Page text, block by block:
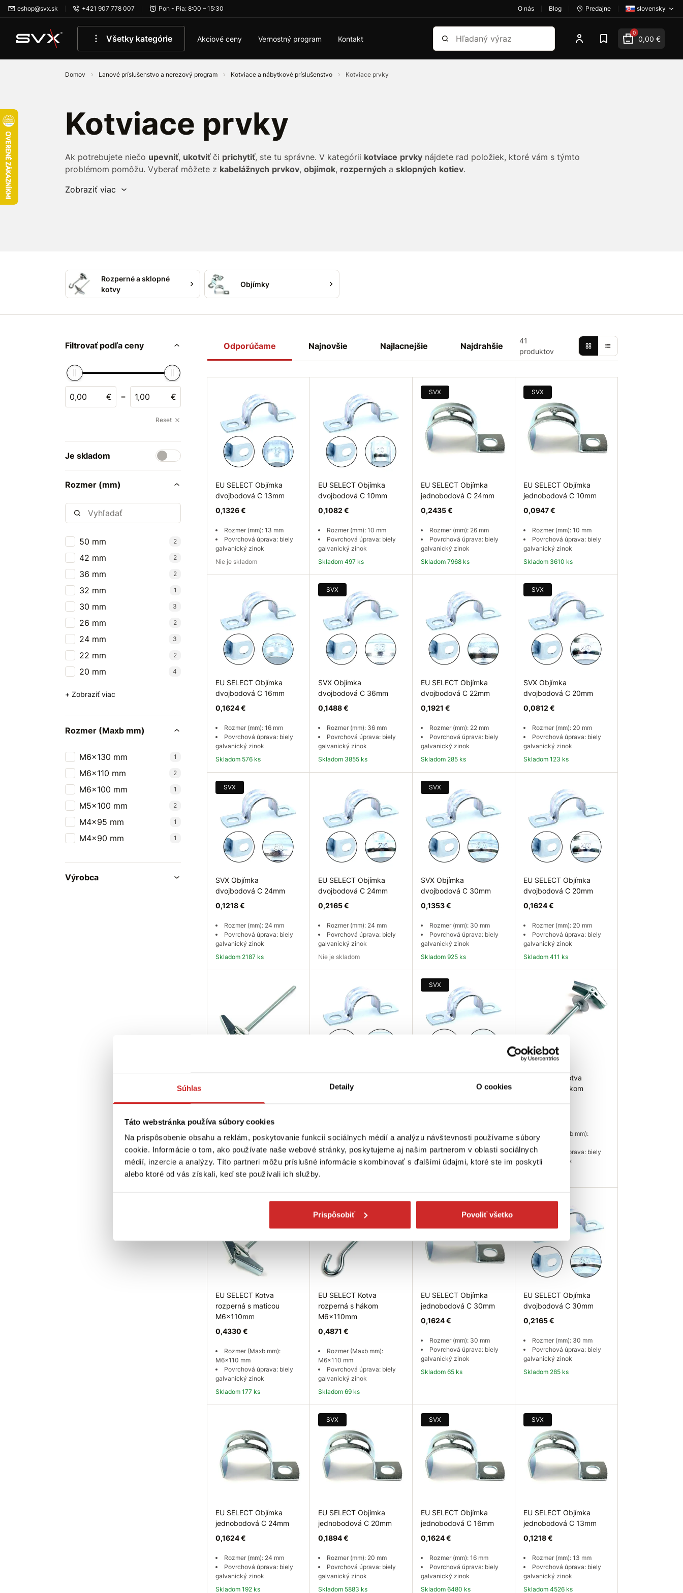
Súhlas Detaily O cookies
Táto webstránka používa súbory cookies
Na prispôsobenie obsahu a reklám, poskytovanie funkcií sociálnych médií a analýzu návštevnosti používame súbory
cookie. Informácie o tom, ako používate naše webové stránky, poskytujeme aj našim partnerom v oblasti sociálnych
médií, inzercie a analýzy. Títo partneri môžu príslušné informácie skombinovať s ďalšími údajmi, ktoré ste im poskytli
alebo ktoré od vás získali, keď ste používali ich služby.
Prispôsobiť Povoliť všetko
Preskočiť na hlavný obsah
eshop@svx.sk +421 907 778 007 Pon - Pia: 8:00 – 15:30 O nás Blog Predajne slovensky
Všetky kategórie Akciové ceny Vernostný program Kontakt
Vyhľadať 0
0,00 €
Domov Lanové príslušenstvo a nerezový program Kotviace a nábytkové príslušenstvo Kotviace prvky
Kotviace prvky
Ak potrebujete niečo upevniť, ukotviťči prichytiť, ste tu správne. V kategórii kotviace prvky nájdete rad položiek, ktoré vám s týmto
problémom pomôžu. Vyberať môžete z kabelážnych prvkov, objímok, rozperných a sklopných kotiev.
Zobraziť viac
Rozperné a sklopné
kotvy
Objímky
Filtrovať podľa ceny
€ - €
Reset
Je skladom
Rozmer (mm)
50 mm 2
42 mm 2
36 mm 2
32 mm 1
30 mm 3
26 mm 2
24 mm 3
22 mm 2
20 mm 4
+ Zobraziť viac
Rozmer (Maxb mm)
M6x130 mm 1
M6x110 mm 2
M6x100 mm 1
M5x100 mm 2
M4x95 mm 1
M4x90 mm 1
Výrobca
Odporúčame Najnovšie Najlacnejšie Najdrahšie
41
produktov
EU SELECT Objímka
dvojbodová C 13mm
0,1326 €
Rozmer (mm): 13 mm
Povrchová úprava: biely
galvanický zinok
Nie je skladom
EU SELECT Objímka
dvojbodová C 10mm
0,1082 €
Rozmer (mm): 10 mm
Povrchová úprava: biely
galvanický zinok
Skladom 497 ks
Do košíka
SVX
EU SELECT Objímka
jednobodová C 24mm
0,2435 €
Rozmer (mm): 26 mm
Povrchová úprava: biely
galvanický zinok
Skladom 7968 ks
SVX
EU SELECT Objímka
jednobodová C 10mm
0,0947 €
Rozmer (mm): 10 mm
Povrchová úprava: biely
galvanický zinok
Skladom 3610 ks
Do košíka
EU SELECT Objímka
dvojbodová C 16mm
0,1624 €
Rozmer (mm): 16 mm
Povrchová úprava: biely
galvanický zinok
Skladom 576 ks
Do košíka
SVX
SVX Objímka
dvojbodová C 36mm
0,1488 €
Rozmer (mm): 36 mm
Povrchová úprava: biely
galvanický zinok
Skladom 3855 ks
EU SELECT Objímka
dvojbodová C 22mm
0,1921 €
Rozmer (mm): 22 mm
Povrchová úprava: biely
galvanický zinok
Skladom 285 ks
Do košíka
SVX
SVX Objímka
dvojbodová C 20mm
0,0812 €
Rozmer (mm): 20 mm
Povrchová úprava: biely
galvanický zinok
Skladom 123 ks
SVX
SVX Objímka
dvojbodová C 24mm
0,1218 €
Rozmer (mm): 24 mm
Povrchová úprava: biely
galvanický zinok
Skladom 2187 ks
EU SELECT Objímka
dvojbodová C 24mm
0,2165 €
Rozmer (mm): 24 mm
Povrchová úprava: biely
galvanický zinok
Nie je skladom
SVX
SVX Objímka
dvojbodová C 30mm
0,1353 €
Rozmer (mm): 30 mm
Povrchová úprava: biely
galvanický zinok
Skladom 925 ks
Do košíka
EU SELECT Objímka
dvojbodová C 20mm
0,1624 €
Rozmer (mm): 20 mm
Povrchová úprava: biely
galvanický zinok
Skladom 411 ks
Do košíka
Rozmer (Maxb mm):
M4x90 mm
Povrchová úprava: biely
galvanický zinok
Skladom 306 ks
Do košíka
dvojbodová C 50 mm
galvanický zinok
Skladom 104 ks
Do košíka
SVX
dvojbodová C 42mm
galvanický zinok
Skladom 6525 ks
Do košíka
EU SELECT Kotva
rozperná s hákom
Rozmer (Maxb mm):
M5x100 mm
Povrchová úprava: biely
galvanický zinok
Do košíka
EU SELECT Kotva
rozperná s maticou
M6x110mm
0,4330 €
Rozmer (Maxb mm):
M6x110 mm
Povrchová úprava: biely
galvanický zinok
Skladom 177 ks
EU SELECT Kotva
rozperná s hákom
M6x110mm
0,4871 €
Rozmer (Maxb mm):
M6x110 mm
Povrchová úprava: biely
galvanický zinok
Skladom 69 ks
Do košíka
EU SELECT Objímka
jednobodová C 30mm
0,1624 €
Rozmer (mm): 30 mm
Povrchová úprava: biely
galvanický zinok
Skladom 65 ks
Do košíka
EU SELECT Objímka
dvojbodová C 30mm
0,2165 €
Rozmer (mm): 30 mm
Povrchová úprava: biely
galvanický zinok
Skladom 285 ks
Do košíka
EU SELECT Objímka
jednobodová C 24mm
0,1624 €
Rozmer (mm): 24 mm
Povrchová úprava: biely
galvanický zinok
Skladom 192 ks
SVX
EU SELECT Objímka
jednobodová C 20mm
0,1894 €
Rozmer (mm): 20 mm
Povrchová úprava: biely
galvanický zinok
Skladom 5883 ks
SVX
EU SELECT Objímka
jednobodová C 16mm
0,1624 €
Rozmer (mm): 16 mm
Povrchová úprava: biely
galvanický zinok
Skladom 6480 ks
SVX
EU SELECT Objímka
jednobodová C 13mm
0,1218 €
Rozmer (mm): 13 mm
Povrchová úprava: biely
galvanický zinok
Skladom 4526 ks